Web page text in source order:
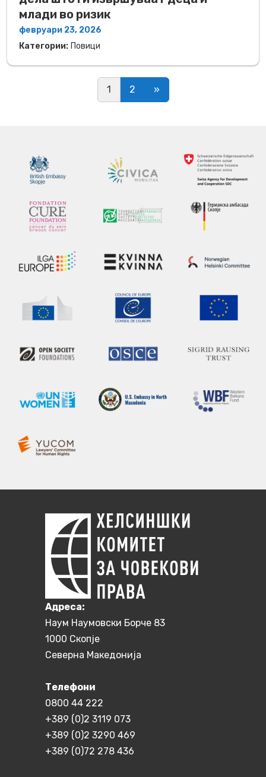
млади во ризик
февруари 23, 2026
Категории: Повици
Posts navigation
1 2 »
Aдреса:
Наум Наумовски Борче 83
1000 Скопје
Северна Македонија
Телефони
0800 44 222
+389 (0)2 3119 073
+389 (0)2 3290 469
+389 (0)72 278 436